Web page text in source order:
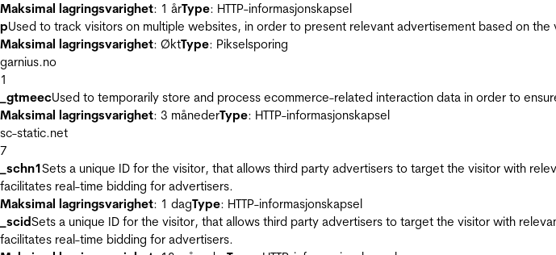
Maksimal lagringsvarighet: 1 årType: HTTP-informasjonskapsel
pUsed to track visitors on multiple websites, in order to present relevant advertisement based on the
Maksimal lagringsvarighet: ØktType: Pikselsporing
garnius.no
1
_gtmeecUsed to temporarily store and process ecommerce-related interaction data in order to
Maksimal lagringsvarighet: 3 månederType: HTTP-informasjonskapsel
sc-static.net
7
_schn1Sets a unique ID for the visitor, that allows third party advertisers to target the visitor with
facilitates real-time bidding for advertisers.
Maksimal lagringsvarighet: 1 dagType: HTTP-informasjonskapsel
_scidSets a unique ID for the visitor, that allows third party advertisers to target the visitor with
facilitates real-time bidding for advertisers.